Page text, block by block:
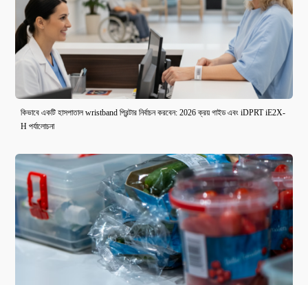
কিভাবে একটি হাসপাতাল wristband প্রিন্টার নির্বাচন করবেন: 2026 ক্রয় গাইড এবং iDPRT iE2X-
H পর্যালোচনা